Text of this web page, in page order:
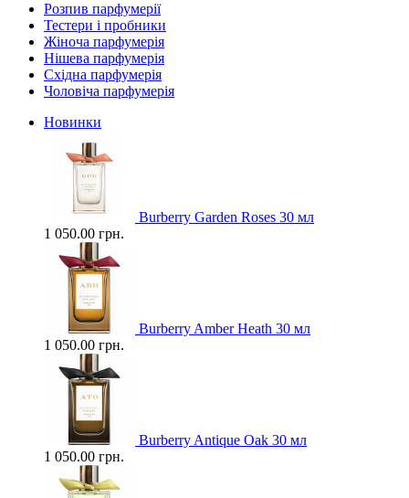
Розпив парфумерії
Тестери і пробники
Жіноча парфумерія
Нішева парфумерія
Східна парфумерія
Чоловіча парфумерія
Новинки
Burberry Garden Roses 30 мл
1 050.00 грн.
Burberry Amber Heath 30 мл
1 050.00 грн.
Burberry Antique Oak 30 мл
1 050.00 грн.